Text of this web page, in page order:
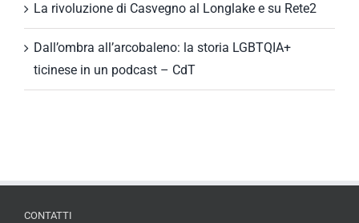
La rivoluzione di Casvegno al Longlake e su Rete2
Dall’ombra all’arcobaleno: la storia LGBTQIA+
ticinese in un podcast – CdT
CONTATTI